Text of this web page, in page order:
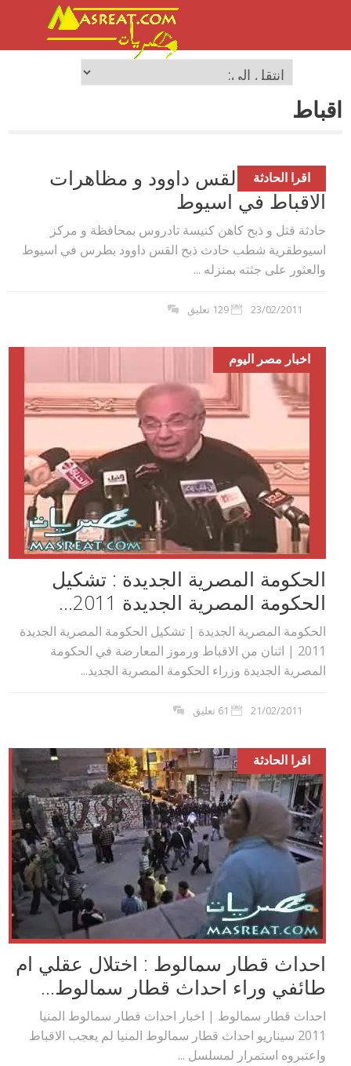
اقباط
اقرا الحادثة
حادثة قتل القس داوود و مظاهرات
الاقباط في اسيوط
حادثة قتل و ذبح كاهن كنيسة تادروس بمحافظة و مركز
اسيوطقرية شطب حادث ذبح القس داوود بطرس في اسيوط
والعثور على جثته بمنزله ...
23/02/2011 129 تعليق
اخبار مصر اليوم
الحكومة المصرية الجديدة : تشكيل
الحكومة المصرية الجديدة 2011...
الحكومة المصرية الجديدة | تشكيل الحكومة المصرية الجديدة
2011 | اثنان من الاقباط ورموز المعارضة في الحكومة
المصرية الجديدة وزراء الحكومة المصرية الجديد...
21/02/2011 61 تعليق
اقرا الحادثة
احداث قطار سمالوط : اختلال عقلي ام
طائفي وراء احداث قطار سمالوط...
احداث قطار سمالوط | اخبار احداث قطار سمالوط المنيا
2011 سيناريو احداث قطار سمالوط المنيا لم يعجب الاقباط
واعتبروه استمرار لمسلسل ...